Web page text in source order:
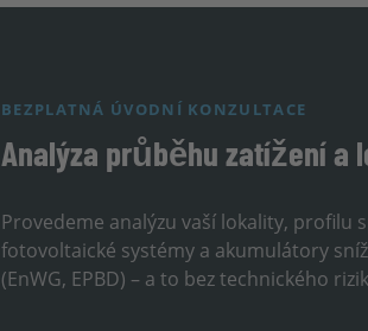
BEZPLATNÁ ÚVODNÍ KONZULTACE
Analýza průběhu zatížení a
Provedeme analýzu vaší lokality, profilu
fotovoltaické systémy a akumulátory
(EnWG, EPBD) – a to bez technického